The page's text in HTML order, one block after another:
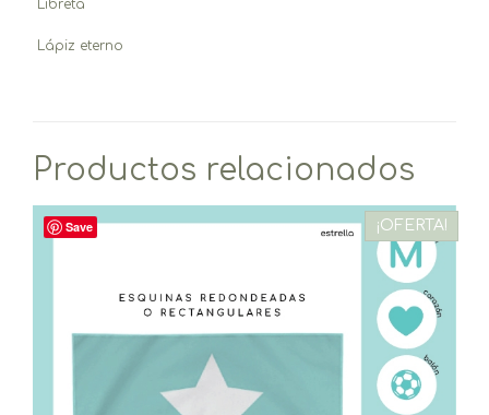
Libreta
Lápiz eterno
Productos relacionados
Save ¡OFERTA!